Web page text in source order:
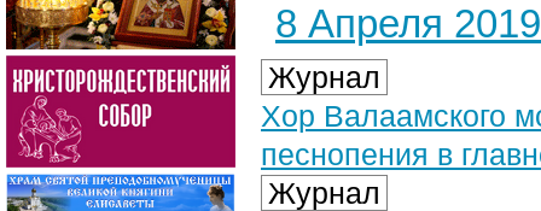
8 Апреля 2019
Журнал
Хор Валаамского
песнопения в
Журнал